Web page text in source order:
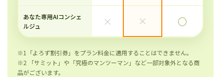
あなた専用AIコンシェ
ルジュ
× × ◯
※1「よろず割引券」をプラン料金に適用することはできません。
※2 「サミット」や「究極のマンツーマン」など一部対象外となる商
品がございます。